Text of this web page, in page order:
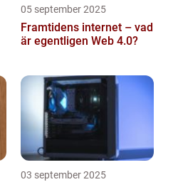
05 september 2025
Framtidens internet – vad
är egentligen Web 4.0?
03 september 2025